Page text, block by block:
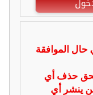
حال الموافقة
بحق حذف أي
ينشر أي